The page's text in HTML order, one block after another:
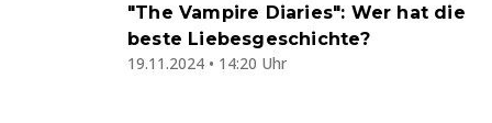
"The Vampire Diaries": Wer hat die
beste Liebesgeschichte?
19.11.2024 • 14:20 Uhr